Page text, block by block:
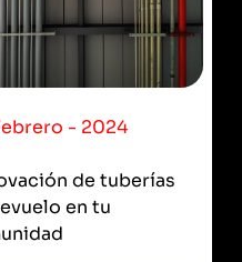
- 2024
de tuberías
en tu